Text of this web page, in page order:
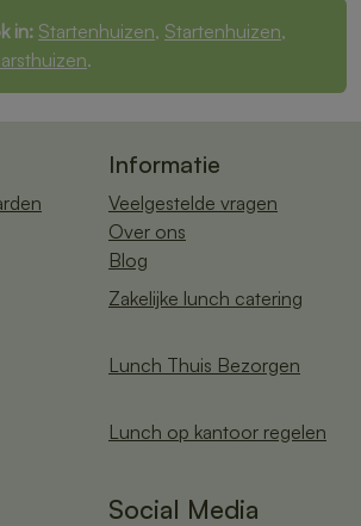
in: Startenhuizen, Startenhuizen,
.
Informatie
Veelgestelde vragen
Over ons
Blog
Zakelijke lunch catering
Lunch Thuis Bezorgen
Lunch op kantoor regelen
Social Media